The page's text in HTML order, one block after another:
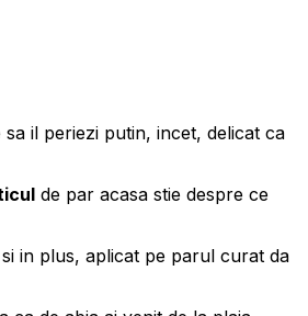
il periezi putin, incet, delicat ca
de par acasa stie despre ce
in plus, aplicat pe parul curat da